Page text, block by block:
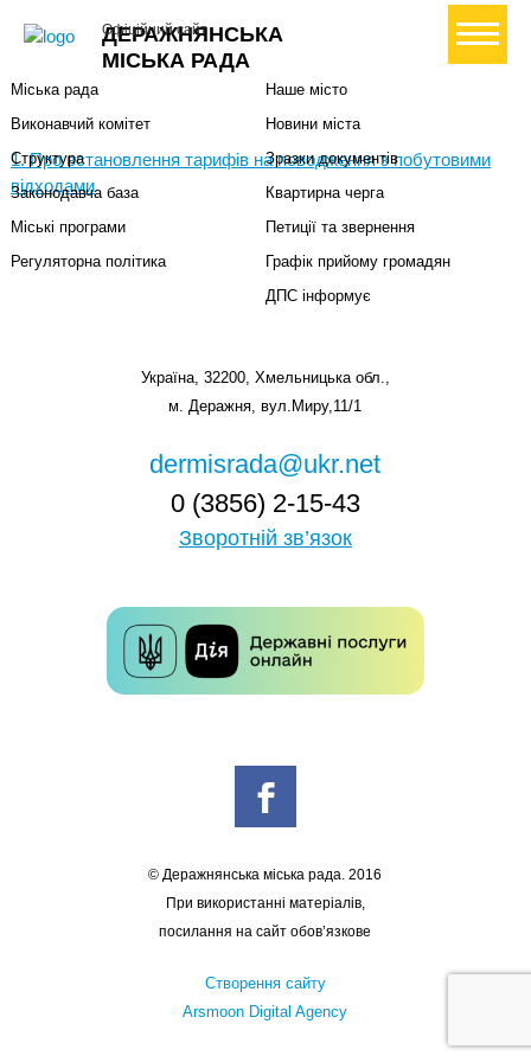
ДЕРАЖНЯНСЬКА
МІСЬКА РАДА
Офіційний сайт+ Створити петицію
1. Про встановлення тарифів на поводження з побутовими
відходами
Міський голова
Міська рада
Виконавчий комітет
Структура
Законодавча база
Міські програми
Регуляторна політика
Наше місто
Новини міста
Зразки документів
Квартирна черга
Петиції та звернення
Графік прийому громадян
ДПС інформує
Україна, 32200, Хмельницька обл.,
м. Деражня, вул.Миру,11/1
dermisrada@ukr.net
0 (3856) 2-15-43
Зворотній зв’язок
© Деражнянська міська рада. 2016
При використанні матеріалів,
посилання на сайт обов’язкове
Створення сайту
Arsmoon Digital Agency